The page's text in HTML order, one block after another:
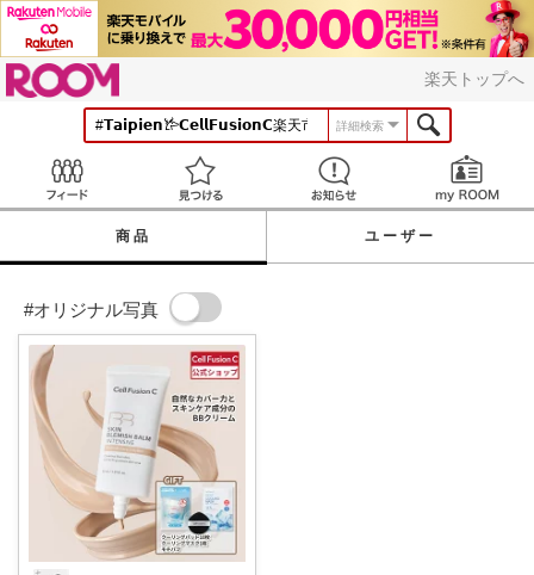
楽天トップへ
詳細検索
見つける お知らせ
商品 ユーザー
#オリジナル写真